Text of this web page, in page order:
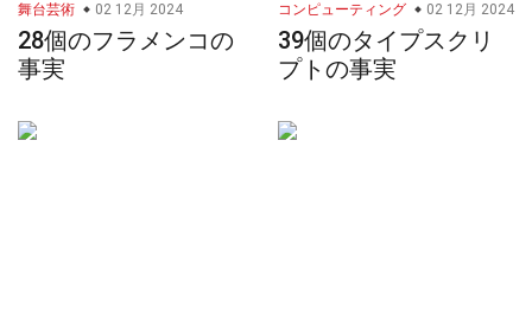
舞台芸術 02 12月 2024
28個のフラメンコの
事実
コンピューティング 02 12月 2024
39個のタイプスクリ
プトの事実